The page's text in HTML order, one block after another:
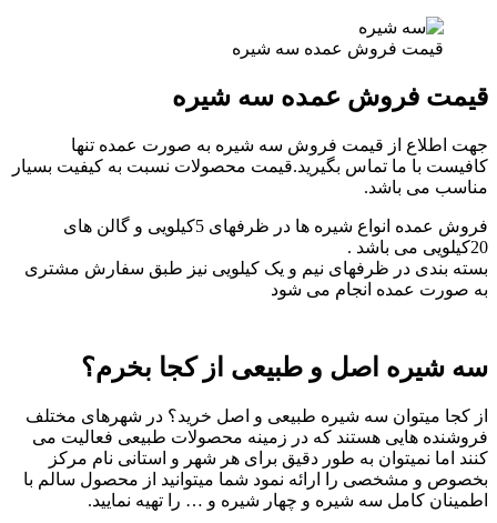
قیمت فروش عمده سه شیره
قیمت فروش عمده سه شیره
جهت اطلاع از قیمت فروش سه شیره به صورت عمده تنها
کافیست با ما تماس بگیرید.قیمت محصولات نسبت به کیفیت بسیار
مناسب می باشد.
فروش عمده انواع شیره ها در ظرفهای 5کیلویی و گالن های
20کیلویی می باشد .
بسته بندی در ظرفهای نیم و یک کیلویی نیز طبق سفارش مشتری
به صورت عمده انجام می شود
سه شیره اصل و طبیعی از کجا بخرم؟
از کجا میتوان سه شیره طبیعی و اصل خرید؟ در شهرهای مختلف
فروشنده هایی هستند که در زمینه محصولات طبیعی فعالیت می
کنند اما نمیتوان به طور دقیق برای هر شهر و استانی نام مرکز
بخصوص و مشخصی را ارائه نمود شما میتوانید از محصول سالم با
اطمینان کامل سه شیره و چهار شیره و … را تهیه نمایید.